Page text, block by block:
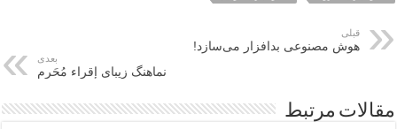
قبلی
هوش مصنوعی بدافزار می‌سازد!
بعدی
نماهنگ زیبای إقراء مُحَرم
مقالات مرتبط